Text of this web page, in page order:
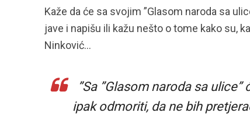
Kaže da će sa svojim ”Glasom naroda sa
jave i napišu ili kažu nešto o tome kako su,
Ninković…
”Sa ”Glasom naroda sa
ipak odmoriti, da ne bih